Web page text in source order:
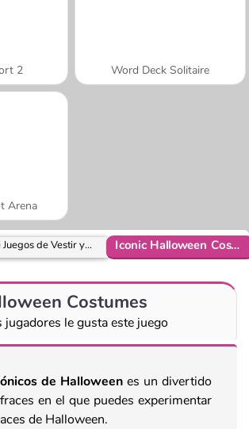
2 Word Deck Solitaire
Arena
Juegos de Juegos de Vestir y Moda Iconic Halloween Costumes
Costumes
le gusta este juego
de Halloween es un divertido
en el que puedes experimentar
de Halloween.